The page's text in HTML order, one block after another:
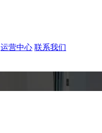
运营中心 联系我们